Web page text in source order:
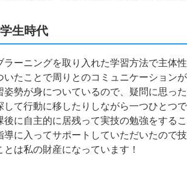
生時代
ラーニングを取り入れた学習方法で主体
いたことで周りとのコミュニケーション
姿勢が身についているので、疑問に思っ
して行動に移したりしながら一つひとつ
後に自主的に居残って実技の勉強をする
導に入ってサポートしていただいたので
とは私の財産になっています！